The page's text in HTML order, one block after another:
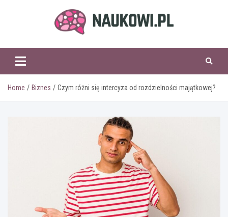
naukowi.pl
Home Biznes Czym różni się intercyza od rozdzielności majątkowej?